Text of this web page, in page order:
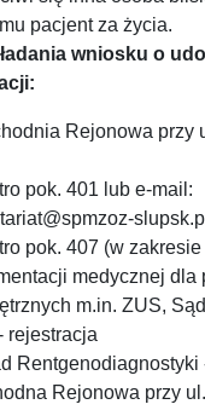
pacjent za życia.
wniosku o
Rejonowa przy
pok. 401 lub e-mail:
slupsk.pl
pok. 407 (w
medycznej dla
m.in. ZUS,
rejestracja
Rentgenodiagnostyki
Rejonowa przy